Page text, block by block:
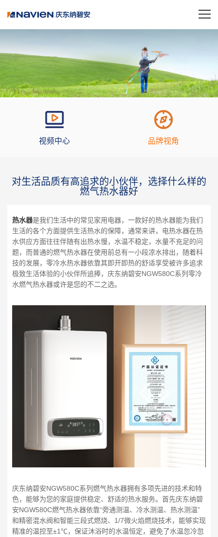
视频中心 品牌视角
对生活品质有高追求的小伙伴，选择什么样的
燃气热水器好
热水器是我们生活中的常见家用电器，一款好的热水器能为我们
生活的各个方面提供生活热水的保障，通常来讲，电热水器在热
水供应方面往往伴随有出热水慢，水温不稳定，水量不充足的问
题，而普通的燃气热水器在使用前总有一小段凉水排出，随着科
技的发展，零冷水热水器依靠其即开即热的舒适享受被许多追求
极致生活体验的小伙伴所追捧，庆东纳碧安NGW580C系列零冷
水燃气热水器或许是您的不二之选。
庆东纳碧安NGW580C系列燃气热水器拥有多项先进的技术和特
色，能够为您的家庭提供稳定、舒适的热水服务。首先庆东纳碧
安NGW580C燃气热水器依靠“旁通测温、冷水测温、热水测温”
和精密混水阀和智能三段式燃烧、1/7微火焰燃烧技术，能够实现
精准的温控至±1℃，保证沐浴时的水温恒定，避免了水温忽冷忽